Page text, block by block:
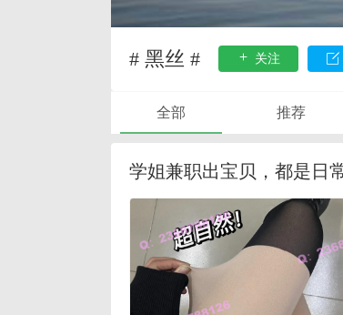
# 黑丝 # 关注
全部 推荐
学姐兼职出宝贝，都是日